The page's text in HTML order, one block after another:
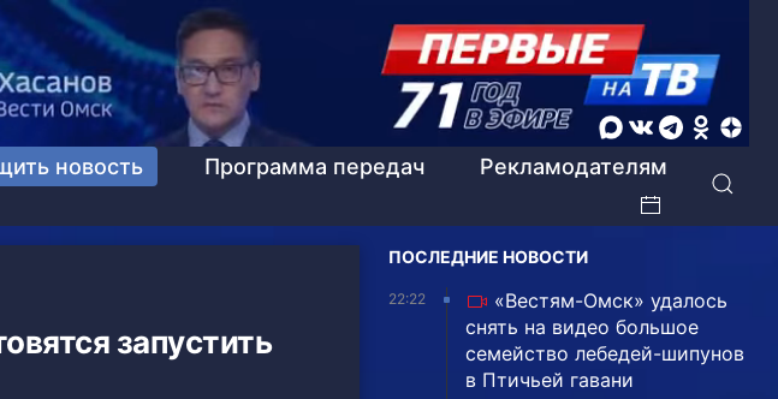
новость Программа передач
Рекламодателям
запустить
ПОСЛЕДНИЕ НОВОСТИ
22:22
«Вестям-Омск» удалось
снять на видео большое
семейство лебедей-шипунов
в Птичьей гавани